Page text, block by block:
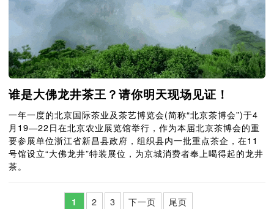
谁是大佛龙井茶王？请你明天现场见证！
一年一度的北京国际茶业及茶艺博览会(简称“北京茶博会”)于4
月19—22日在北京农业展览馆举行，作为本届北京茶博会的重
要参展单位浙江省新昌县政府，组织县内一批重点茶企，在11
号馆设立“大佛龙井”特装展位，为京城消费者奉上喝得起的龙井
茶。
1 2 3 下一页 尾页